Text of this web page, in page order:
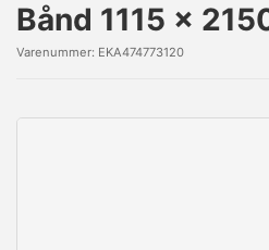
Bånd 1115 x
Varenummer: EKA474773120